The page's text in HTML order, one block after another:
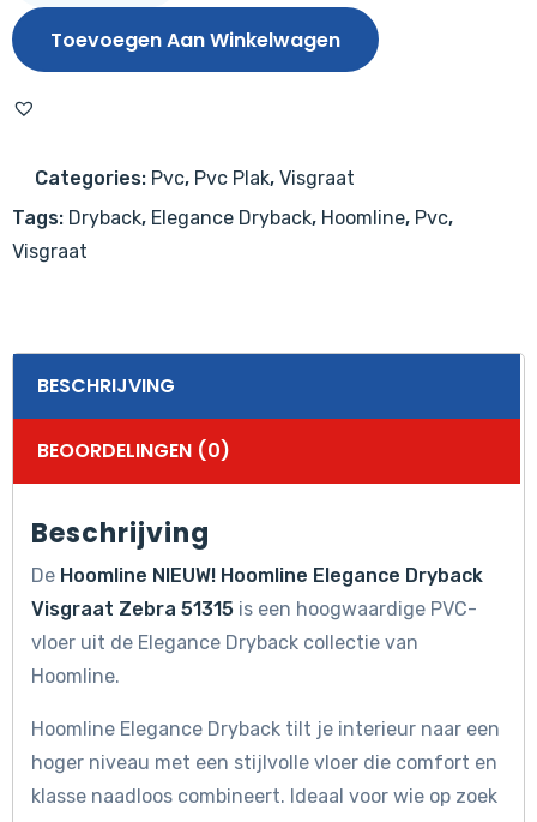
Elegance
Dryback
Visgraat
Toevoegen Aan Winkelwagen
Categories: Pvc, Pvc Plak, Visgraat
Tags: Dryback, Elegance Dryback, Hoomline, Pvc,
Visgraat
BESCHRIJVING
BEOORDELINGEN (0)
Beschrijving
De Hoomline NIEUW! Hoomline Elegance Dryback
Visgraat Zebra 51315 is een hoogwaardige PVC-
vloer uit de Elegance Dryback collectie van
Hoomline.
Hoomline Elegance Dryback tilt je interieur naar een
hoger niveau met een stijlvolle vloer die comfort en
klasse naadloos combineert. Ideaal voor wie op zoek